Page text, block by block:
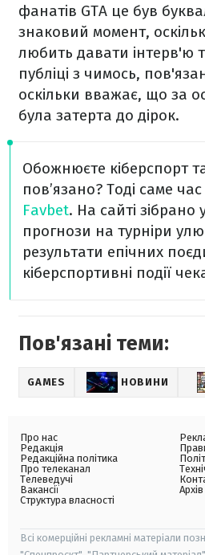
фанатів GTA це був
знаковий момент,
любить давати інтерв'ю
публіці з чимось,
оскільки вважає, що за
була затерта до дірок.
Обожнюєте кіберспорт
пов’язано? Тоді саме
Favbet. На сайті
прогнози на турніри
результати епічних
кіберспортивні події
Пов'язані теми:
GAMES НОВИНИ
Про нас
Редакція
Редакційна політика
Про телеканал
Телеведучі
Вакансії
Структура власності
Архів
Всі комерційні рекламні матеріали